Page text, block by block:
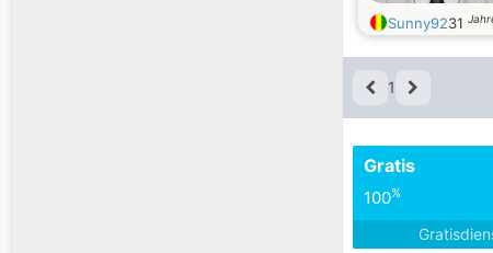
Sunny9231
1
Gratis
100%